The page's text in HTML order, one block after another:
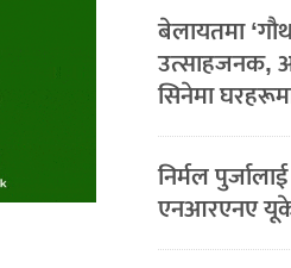
बेलायतमा
उत्साहजनक,
सिनेमा
निर्मल
एनआरएनए